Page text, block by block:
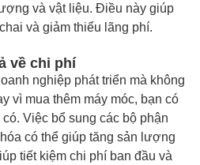
và vật liệu. Điều này giúp
và giảm thiểu lãng phí.
về chi phí
nghiệp phát triển mà không
vì mua thêm máy móc, bạn có
Việc bổ sung các bộ phận
có thể giúp tăng sản lượng
tiết kiệm chi phí ban đầu và